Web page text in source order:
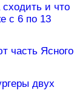
и что
с 6 по 13
часть Ясного
двух